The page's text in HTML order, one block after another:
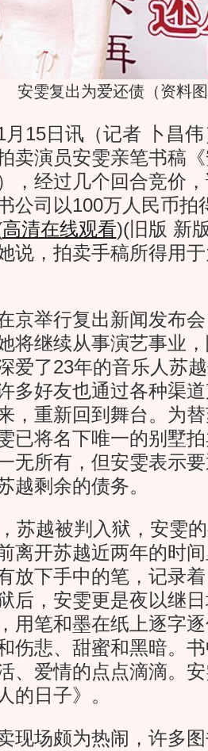
安雯复出为爱还债（资料
日讯（记者 卜昌伟
卖演员安雯亲笔书稿
，经过几个回合竞价
公司以100万人民币拍
高清在线观看)(旧版 新
说，拍卖手稿所得用
举行复出新闻发布会
将继续从事演艺事业
爱了23年的音乐人苏
多好友也通过各种渠
，重新回到舞台。为
已将名下唯一的别墅
无所有，但安雯表示
越剩余的债务。
越被判入狱，安雯的
离开苏越近两年的时
放下手中的笔，记录
后，安雯更是夜以继
用笔和墨在纸上逐字
伤悲、甜蜜和黑暗。
、爱情的点点滴滴。
的日子》。
场颇为热闹，许多图